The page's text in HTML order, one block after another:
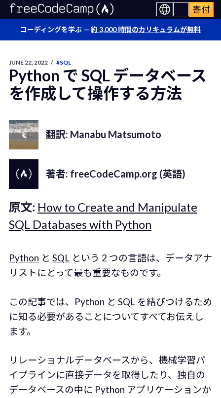
寄付
コーディングを学ぶ — 約 3,000 時間のカリキュラムが無料
JUNE 22, 2022 / #SQL
Python で SQL データベース
を作成して操作する方法
翻訳: Manabu Matsumoto
著者: freeCodeCamp.org (英語)
原文: How to Create and Manipulate
SQL Databases with Python
Python と SQLという 2 つの言語は、データアナ
リストにとって最も重要なものです。
この記事では、Python と SQL を結びつけるため
に知る必要があることについてすべてお伝えし
ます。
リレーショナルデータベースから、機械学習パ
イプラインに直接データを取得したり、独自の
データベースの中に Python アプリケーションか